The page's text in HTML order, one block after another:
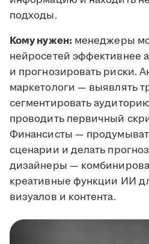
подходы.
Кому нужен:менеджеры
нейросетей эффективнее
и прогнозировать риски.
маркетологи — выявлять
сегментировать
проводить первичный
Финансисты —
сценарии и делать
дизайнеры —
креативные функции ИИ
визуалов и контента.